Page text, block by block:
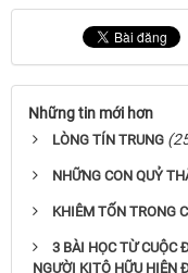
Những tin mới hơn
LÒNG TÍN TRUNG
NHỮNG CON QUỶ
KHIÊM TỐN TRONG
3 BÀI HỌC TỪ CUỘC
NGƯỜI KITÔ HỮU HIỆN